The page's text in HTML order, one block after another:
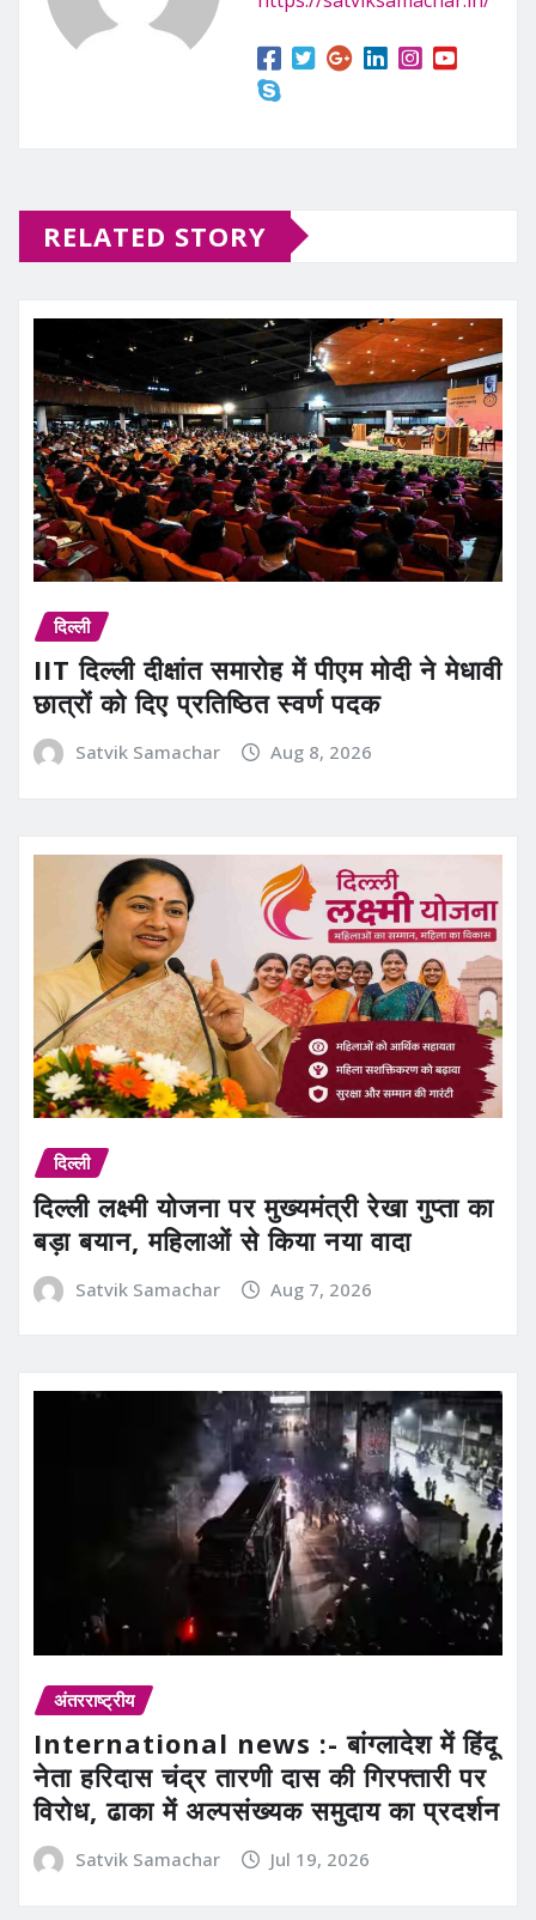
RELATED STORY
दिल्ली
IIT दिल्ली दीक्षांत समारोह में पीएम मोदी ने मेधावी
छात्रों को दिए प्रतिष्ठित स्वर्ण पदक
Satvik Samachar Aug 8, 2026
दिल्ली
दिल्ली लक्ष्मी योजना पर मुख्यमंत्री रेखा गुप्ता का
बड़ा बयान, महिलाओं से किया नया वादा
Satvik Samachar Aug 7, 2026
अंतरराष्ट्रीय
International news :- बांग्लादेश में हिंदू
नेता हरिदास चंद्र तारणी दास की गिरफ्तारी पर
विरोध, ढाका में अल्पसंख्यक समुदाय का प्रदर्शन
Satvik Samachar Jul 19, 2026